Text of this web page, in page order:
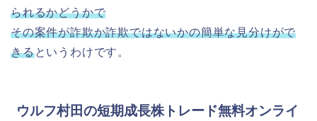
られるかどうかで
その案件が詐欺か詐欺ではないかの簡単な見分けがで
きるというわけです。
ウルフ村田の短期成長株トレード無料オンライ